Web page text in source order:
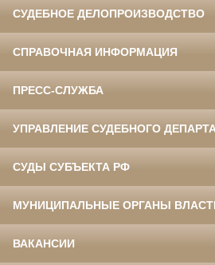
СУДЕБНОЕ ДЕЛОПРОИЗВОДСТВО
СПРАВОЧНАЯ ИНФОРМАЦИЯ
ПРЕСС-СЛУЖБА
УПРАВЛЕНИЕ СУДЕБНОГО
СУДЫ СУБЪЕКТА РФ
МУНИЦИПАЛЬНЫЕ ОРГАНЫ
ВАКАНСИИ